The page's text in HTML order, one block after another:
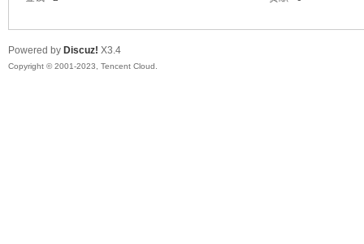
Powered by Discuz! X3.4
Copyright © 2001-2023, Tencent Cloud.